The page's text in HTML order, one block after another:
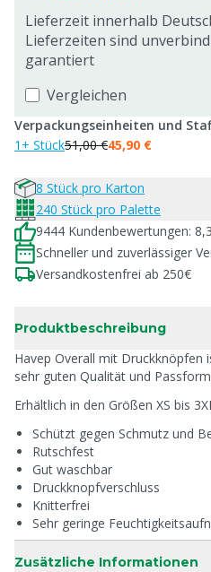
Lieferzeit innerhalb
Lieferzeiten sind
garantiert
Vergleichen
Verpackungseinheiten und
1+ Stück51,00 €45,90 €
8 Stück pro Karton
240 Stück pro Palette
9444 Kundenbewertungen:
Schneller und zuverlässiger
Versandkostenfrei ab 250€
Produktbeschreibung
Havep Overall mit Druckknöpfen
sehr guten Qualität und
Erhältlich in den Größen XS bis
Schützt gegen Schmutz und
Rutschfest
Gut waschbar
Druckknopfverschluss
Knitterfrei
Sehr geringe
Zusätzliche Informationen